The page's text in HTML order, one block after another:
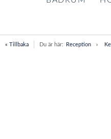
« Tillbaka Du är här: Reception